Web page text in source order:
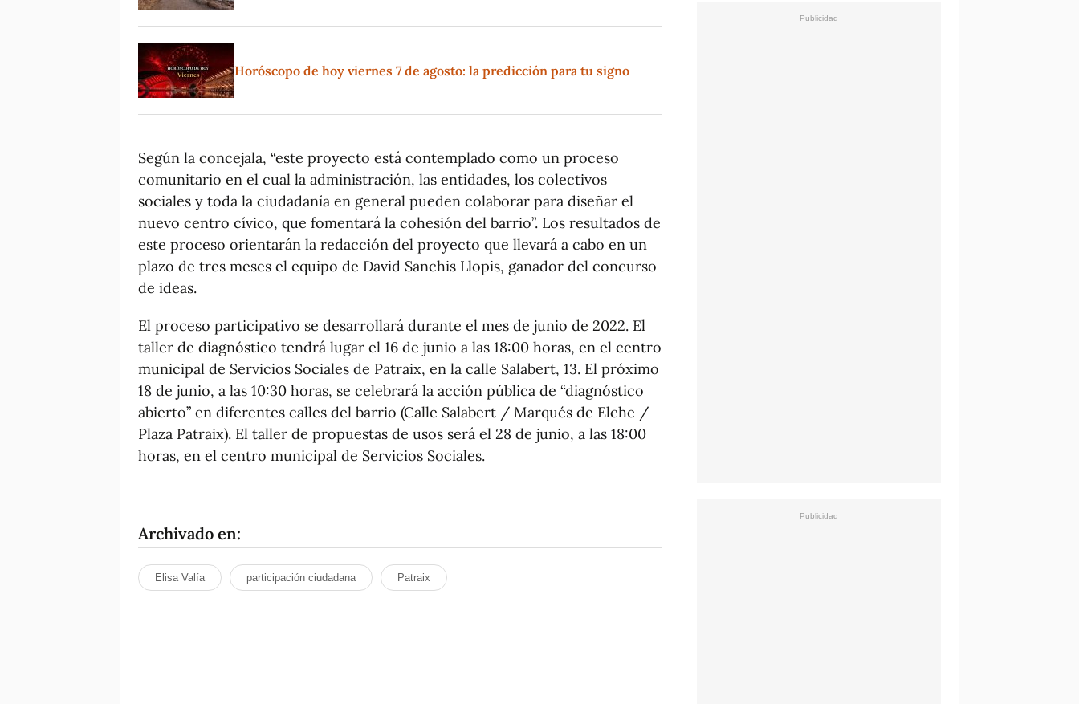
Horóscopo de hoy viernes 7 de agosto: la predicción para tu signo
Según la concejala, “este proyecto está contemplado como un proceso
comunitario en el cual la administración, las entidades, los colectivos
sociales y toda la ciudadanía en general pueden colaborar para diseñar el
nuevo centro cívico, que fomentará la cohesión del barrio”. Los resultados de
este proceso orientarán la redacción del proyecto que llevará a cabo en un
plazo de tres meses el equipo de David Sanchis Llopis, ganador del concurso
de ideas.
El proceso participativo se desarrollará durante el mes de junio de 2022. El
taller de diagnóstico tendrá lugar el 16 de junio a las 18:00 horas, en el centro
municipal de Servicios Sociales de Patraix, en la calle Salabert, 13. El próximo
18 de junio, a las 10:30 horas, se celebrará la acción pública de “diagnóstico
abierto” en diferentes calles del barrio (Calle Salabert / Marqués de Elche /
Plaza Patraix). El taller de propuestas de usos será el 28 de junio, a las 18:00
horas, en el centro municipal de Servicios Sociales.
Archivado en:
Elisa Valía participación ciudadana Patraix